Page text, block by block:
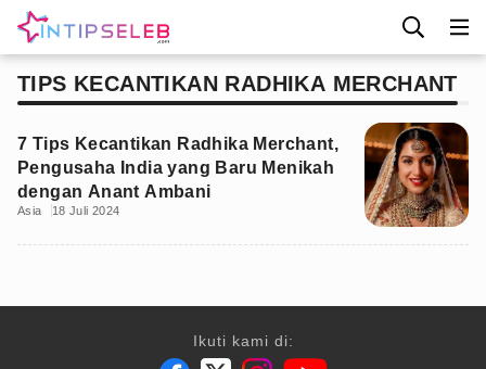
TIPS KECANTIKAN RADHIKA MERCHANT
7 Tips Kecantikan Radhika Merchant,
Pengusaha India yang Baru Menikah
dengan Anant Ambani
Asia 18 Juli 2024
Ikuti kami di: